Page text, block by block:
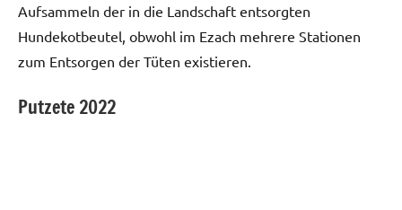
Aufsammeln der in die Landschaft entsorgten
Hundekotbeutel, obwohl im Ezach mehrere Stationen
zum Entsorgen der Tüten existieren.
Putzete 2022